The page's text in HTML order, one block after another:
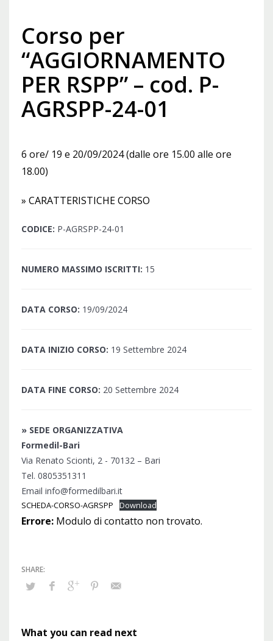
Corso per
“AGGIORNAMENTO
PER RSPP” – cod. P-
AGRSPP-24-01
6 ore/ 19 e 20/09/2024 (dalle ore 15.00 alle ore
18.00)
» CARATTERISTICHE CORSO
CODICE: P-AGRSPP-24-01
NUMERO MASSIMO ISCRITTI: 15
DATA CORSO: 19/09/2024
DATA INIZIO CORSO: 19 Settembre 2024
DATA FINE CORSO: 20 Settembre 2024
» SEDE ORGANIZZATIVA
Formedil-Bari
Via Renato Scionti, 2 - 70132 – Bari
Tel. 0805351311
Email info@formedilbari.it
SCHEDA-CORSO-AGRSPP Download
Errore: Modulo di contatto non trovato.
What you can read next